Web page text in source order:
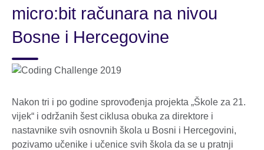
micro:bit računara na nivou
Bosne i Hercegovine
Nakon tri i po godine sprovođenja projekta „Škole za 21.
vijek“ i održanih šest ciklusa obuka za direktore i
nastavnike svih osnovnih škola u Bosni i Hercegovini,
pozivamo učenike i učenice svih škola da se u pratnji